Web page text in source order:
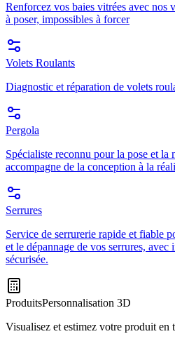
Renforcez vos baies vitrées avec nos
à poser, impossibles à forcer
Volets Roulants
Diagnostic et réparation de volets
Pergola
Spécialiste reconnu pour la pose et
accompagne de la conception à la
Serrures
Service de serrurerie rapide et fiable
et le dépannage de vos serrures,
sécurisée.
ProduitsPersonnalisation 3D
Visualisez et estimez votre produit en